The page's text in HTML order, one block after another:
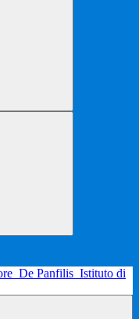
De Panfilis Istituto di